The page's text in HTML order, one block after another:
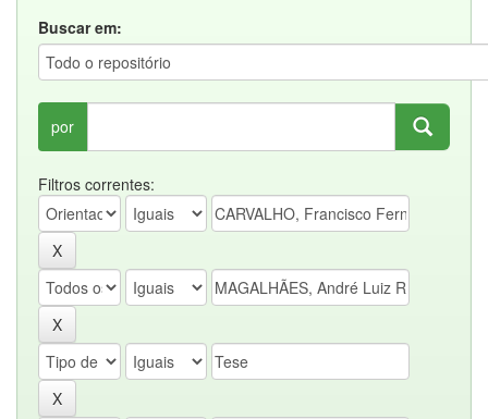
Buscar em:
por
Filtros correntes: